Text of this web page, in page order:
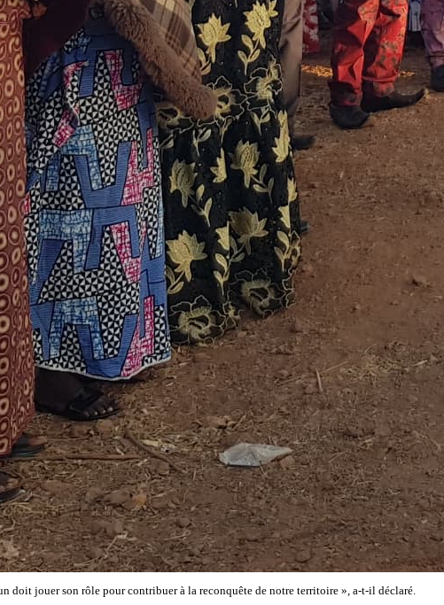
doit jouer son rôle pour contribuer à la reconquête de notre territoire », a-t-il déclaré.